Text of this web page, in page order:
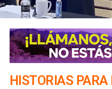
HISTORIAS PARA